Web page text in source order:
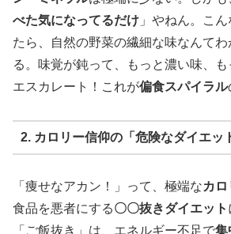
べた気になってるだけ 」やねん。こ
たら、自然の野菜の繊細な味なんて
る。味覚が鈍って、もっと濃い味、
エスカレート！これが偏食スパイラル
2. カロリー信仰の「危険なダイエッ
「痩せなアカン！」って、極端なカ
食品を悪者にする〇〇抜きダイエット
「ご飯抜き」は、エネルギー不足で集